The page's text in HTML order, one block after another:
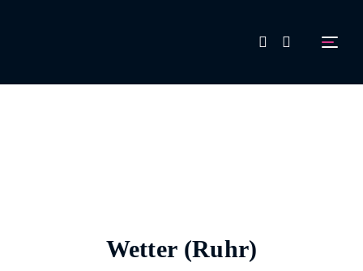
Wetter (Ruhr)